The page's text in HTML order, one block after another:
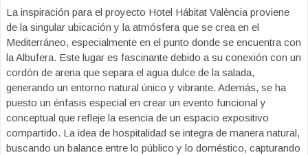
La inspiración para el proyecto Hotel Hábitat València proviene
de la singular ubicación y la atmósfera que se crea en el
Mediterráneo, especialmente en el punto donde se encuentra con
la Albufera. Este lugar es fascinante debido a su conexión con un
cordón de arena que separa el agua dulce de la salada,
generando un entorno natural único y vibrante. Además, se ha
puesto un énfasis especial en crear un evento funcional y
conceptual que refleje la esencia de un espacio expositivo
compartido. La idea de hospitalidad se integra de manera natural,
buscando un balance entre lo público y lo doméstico, capturando